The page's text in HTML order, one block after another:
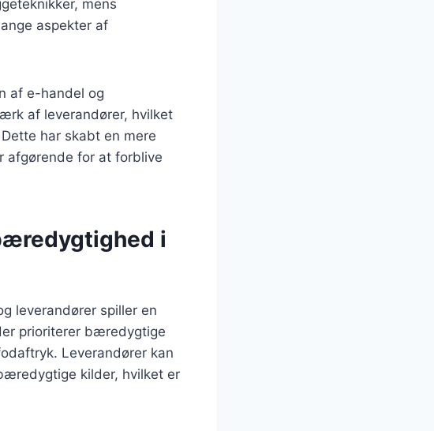
mens
aspekter af
af e-handel og
af leverandører, hvilket
har skabt en mere
afgørende for at forblive
i
leverandører spiller en
prioriterer bæredygtige
Leverandører kan
kilder, hvilket er